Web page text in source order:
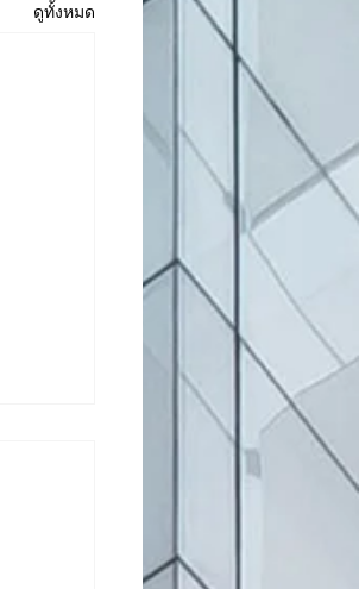
ดูทั้งหมด